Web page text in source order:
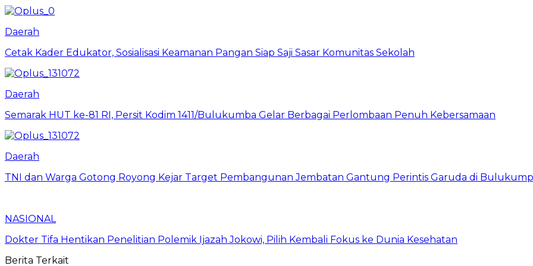
Daerah
Cetak Kader Edukator, Sosialisasi Keamanan Pangan Siap Saji Sasar Komunitas Sekolah
Daerah
Semarak HUT ke-81 RI, Persit Kodim 1411/Bulukumba Gelar Berbagai Perlombaan Penuh Kebersamaan
Daerah
TNI dan Warga Gotong Royong Kejar Target Pembangunan Jembatan Gantung Perintis Garuda di
NASIONAL
Dokter Tifa Hentikan Penelitian Polemik Ijazah Jokowi, Pilih Kembali Fokus ke Dunia Kesehatan
Berita Terkait